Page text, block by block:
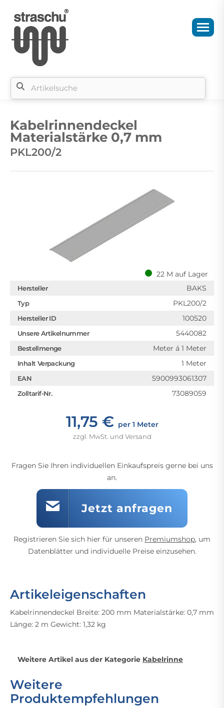
Kabelrinnendeckel
Materialstärke 0,7 mm
PKL200/2
22 M auf Lager
Hersteller BAKS
Typ PKL200/2
Hersteller ID 100520
Unsere Artikelnummer 5440082
Bestellmenge Meter á 1 Meter
Inhalt Verpackung 1 Meter
EAN 5900993061307
Zolltarif-Nr. 73089059
11,75 € per 1 Meter
zzgl. MwSt. und Versand
Fragen Sie Ihren individuellen Einkaufspreis gerne bei uns
an.
Jetzt anfragen
Registrieren Sie sich hier für unseren Premiumshop, um
Datenblätter und individuelle Preise einzusehen.
Artikeleigenschaften
Kabelrinnendeckel Breite: 200 mm Materialstärke: 0,7 mm
Länge: 2 m Gewicht: 1,32 kg
Weitere Artikel aus der Kategorie Kabelrinne
Weitere
Produktempfehlungen